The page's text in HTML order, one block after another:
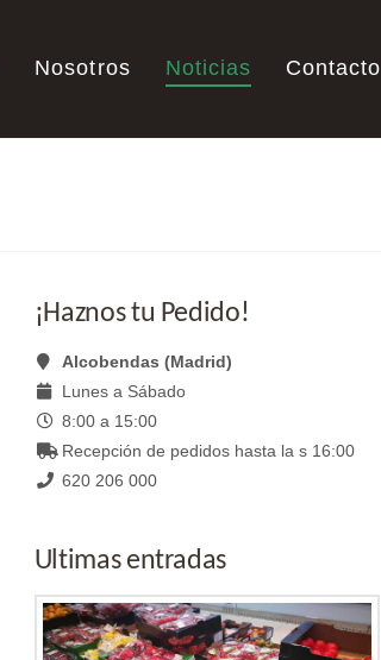
Nosotros Noticias Contacto
¡Haznos tu Pedido!
Alcobendas (Madrid)
Lunes a Sábado
8:00 a 15:00
Recepción de pedidos hasta la s 16:00
620 206 000
Ultimas entradas